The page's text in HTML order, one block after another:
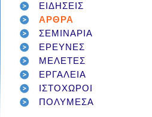
ΕΙΔΗΣΕΙΣ
ΑΡΘΡΑ
ΣΕΜΙΝΑΡΙΑ
ΕΡΕΥΝΕΣ
ΜΕΛΕΤΕΣ
ΕΡΓΑΛΕΙΑ
ΙΣΤΟΧΩΡΟΙ
ΠΟΛΥΜΕΣΑ
internet εκπαιδευτικοί
εκπαίδευση
διαδίκτυο μάθηση
σχολείο παιδιά
εργαλεία teacher
infographic class
κοινωνικά δίκτυα